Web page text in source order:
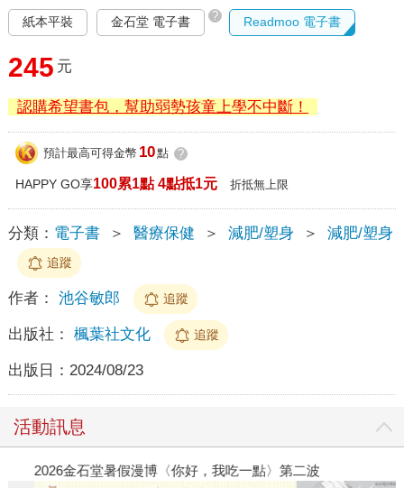
紙本平裝 金石堂 電子書 ? Readmoo 電子書
245 元
認購希望書包，幫助弱勢孩童上學不中斷！
預計最高可得金幣 10點 ?
HAPPY GO享100累1點 4點抵1元 折抵無上限
分類： 電子書 ＞ 醫療保健 ＞ 減肥/塑身 ＞ 減肥/塑身
追蹤
作者： 池谷敏郎 追蹤
出版社： 楓葉社文化 追蹤
出版日： 2024/08/23
活動訊息
2026金石堂暑假漫博〈你好，我吃一點〉第二波